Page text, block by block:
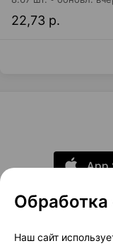
22,73 р.
О
Наш сайт